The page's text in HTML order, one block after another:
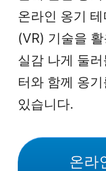
온라인 옹기
(VR) 기술을
실감 나게 둘
터와 함께 옹
있습니다.
온라